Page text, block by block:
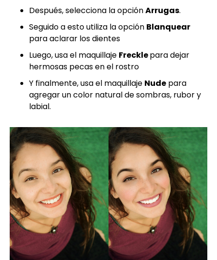
Después, selecciona la opciónArrugas.
Seguido a esto utiliza la opción Blanquear
para aclarar los dientes
Luego, usa el maquillaje Frecklepara dejar
hermosas pecas en el rostro
Y finalmente, usa el maquillaje Nude para
agregar un color natural de sombras, rubor y
labial.